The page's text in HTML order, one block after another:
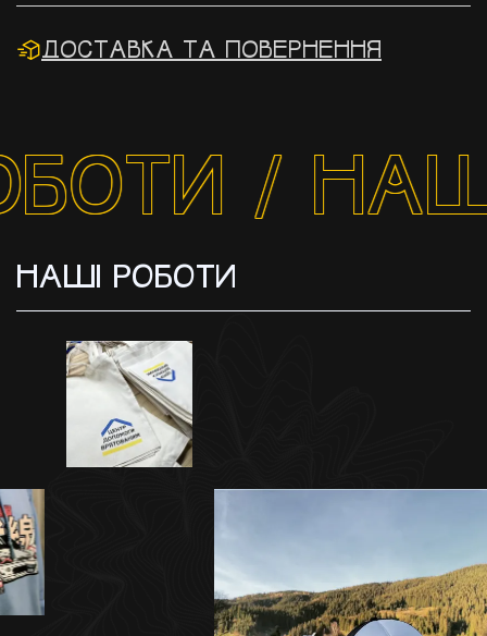
ДОСТАВКА ТА ПОВЕРНЕННЯ
/
НАШІ РОБОТИ